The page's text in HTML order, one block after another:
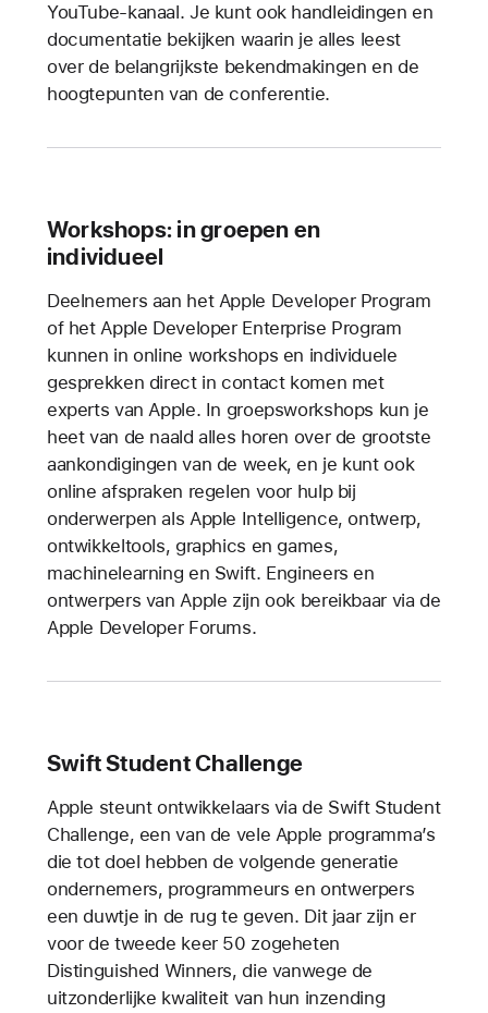
YouTube-kanaal. Je kunt ook handleidingen en
documentatie bekijken waarin je alles leest
over de belangrijkste bekendmakingen en de
hoogtepunten van de conferentie.
Workshops: in groepen en
individueel
Deelnemers aan het Apple Developer Program
of het Apple Developer Enterprise Program
kunnen in online workshops en individuele
gesprekken direct in contact komen met
experts van Apple. In groepsworkshops kun je
heet van de naald alles horen over de grootste
aankondigingen van de week, en je kunt ook
online afspraken regelen voor hulp bij
onderwerpen als Apple Intelligence, ontwerp,
ontwikkeltools, graphics en games,
machinelearning en Swift. Engineers en
ontwerpers van Apple zijn ook bereikbaar via de
Apple Developer Forums.
Swift Student Challenge
Apple steunt ontwikkelaars via de Swift Student
Challenge, een van de vele Apple programma’s
die tot doel hebben de volgende generatie
ondernemers, programmeurs en ontwerpers
een duwtje in de rug te geven. Dit jaar zijn er
voor de tweede keer 50 zogeheten
Distinguished Winners, die vanwege de
uitzonderlijke kwaliteit van hun inzending